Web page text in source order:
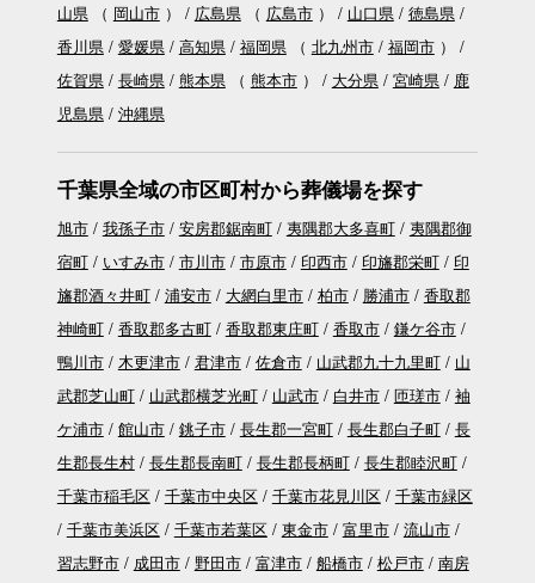
山県（ 岡山市） 広島県（ 広島市） 山口県
徳島県
香川県
愛媛県 高知県 福岡県（ 北九州市 福岡市）
佐賀県
長崎県 熊本県（ 熊本市） 大分県 宮崎県
鹿
児島県
沖縄県
千葉県全域の市区町村から葬儀場を探す
旭市 我孫子市 安房郡鋸南町 夷隅郡大多喜町
夷隅郡御
宿町
いすみ市 市川市 市原市 印西市 印旛郡栄町
印
旛郡酒々井町
浦安市 大網白里市 柏市 勝浦市
香取郡
神崎町
香取郡多古町 香取郡東庄町 香取市
鎌ケ谷市
鴨川市
木更津市 君津市 佐倉市 山武郡九十九里町
山
武郡芝山町
山武郡横芝光町 山武市 白井市 匝瑳市
袖
ケ浦市
館山市 銚子市 長生郡一宮町 長生郡白子町
長
生郡長生村
長生郡長南町 長生郡長柄町
長生郡睦沢町
千葉市稲毛区
千葉市中央区 千葉市花見川区
千葉市緑区
千葉市美浜区
千葉市若葉区 東金市 富里市
流山市
習志野市
成田市 野田市 富津市 船橋市 松戸市
南房